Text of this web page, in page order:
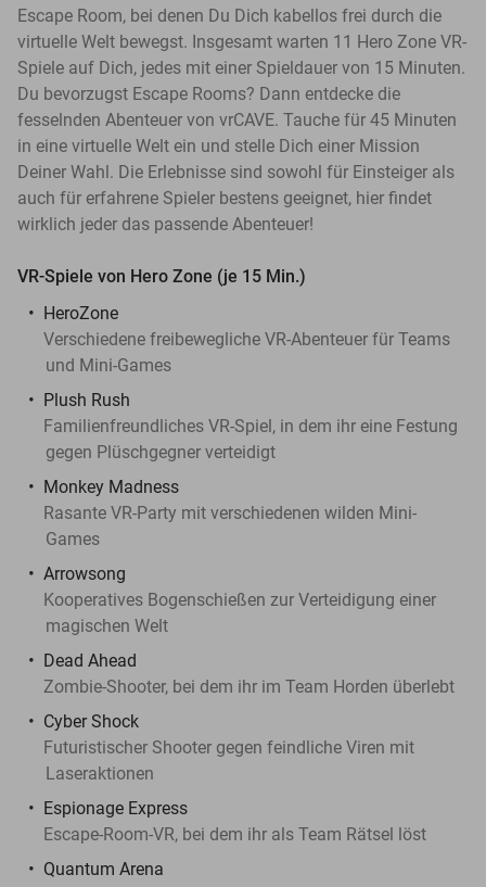
Escape Room, bei denen Du Dich kabellos frei durch die
virtuelle Welt bewegst. Insgesamt warten 11 Hero Zone VR-
Spiele auf Dich, jedes mit einer Spieldauer von 15 Minuten.
Du bevorzugst Escape Rooms? Dann entdecke die
fesselnden Abenteuer von vrCAVE. Tauche für 45 Minuten
in eine virtuelle Welt ein und stelle Dich einer Mission
Deiner Wahl. Die Erlebnisse sind sowohl für Einsteiger als
auch für erfahrene Spieler bestens geeignet, hier findet
wirklich jeder das passende Abenteuer!
VR-Spiele von Hero Zone (je 15 Min.)
HeroZone
Verschiedene freibewegliche VR-Abenteuer für Teams
und Mini-Games
Plush Rush
Familienfreundliches VR-Spiel, in dem ihr eine Festung
gegen Plüschgegner verteidigt
Monkey Madness
Rasante VR-Party mit verschiedenen wilden Mini-
Games
Arrowsong
Kooperatives Bogenschießen zur Verteidigung einer
magischen Welt
Dead Ahead
Zombie-Shooter, bei dem ihr im Team Horden überlebt
Cyber Shock
Futuristischer Shooter gegen feindliche Viren mit
Laseraktionen
Espionage Express
Escape-Room-VR, bei dem ihr als Team Rätsel löst
Quantum Arena